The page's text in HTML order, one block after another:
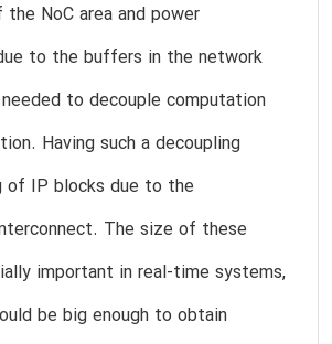
NoC area and power
to the buffers in the network
to decouple computation
Having such a decoupling
of IP blocks due to the
The size of these
important in real-time systems,
be big enough to obtain